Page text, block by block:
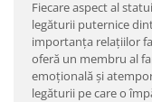
Fiecare aspect al
legăturii puternice
importanța relațiilor
oferă un membru al
emoțională și
legăturii pe care o